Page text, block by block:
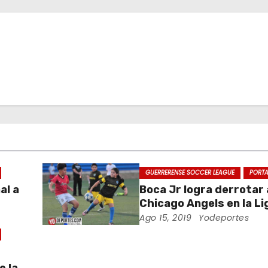
a
GUERRERENSE SOCCER LEAGUE
Boca Jr logra derrotar
Chicago Angels en la
Guerrerense
Ago 15, 2019 Yodeportes